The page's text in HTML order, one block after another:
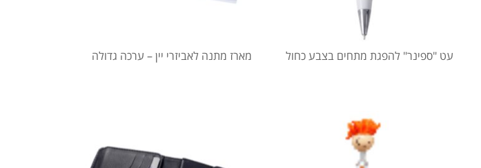
עט "ספינר" להפגת מתחים בצבע כחול מארז מתנה לאביזרי יין – ערכה גדולה